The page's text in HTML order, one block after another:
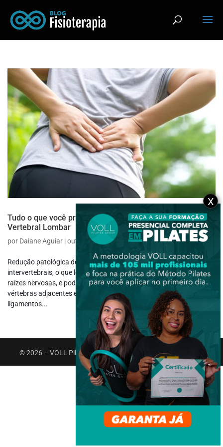
Tudo o que você precisa saber sobre a Estenose
Vertebral Lombar
por Daiane Aguiar |out 17, 2017 |Fisioterapia Motora
Redução patológica do canal vertebral e/ou dos forames
intervertebrais, o que leva à compressão do saco tecal e/ou das
raízes nervosas, e pode estar preso apenas a um segmento (duas
vértebras adjacentes e o disco intervertebral, facetas articulares e
ligamentos...
© 2026 – VOLL Pilates Group. Todos os direitos reservados.
X